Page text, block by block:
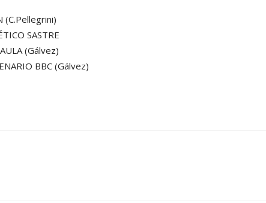
(C.Pellegrini)
SASTRE
(Gálvez)
BBC (Gálvez)